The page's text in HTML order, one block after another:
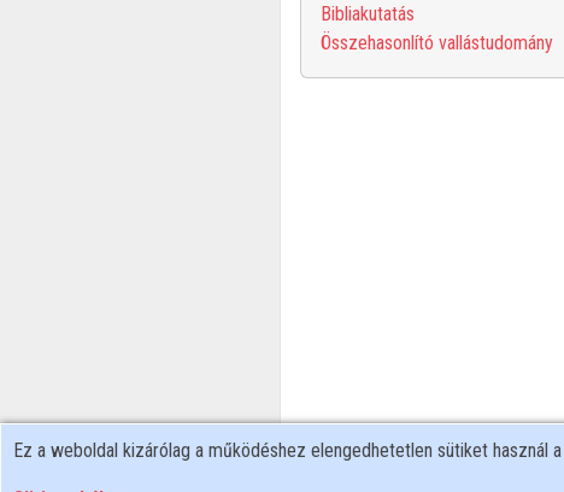
Bibliakutatás
Összehasonlító vallástudomány
Ez a weboldal kizárólag a működéshez elengedhetetlen sütiket